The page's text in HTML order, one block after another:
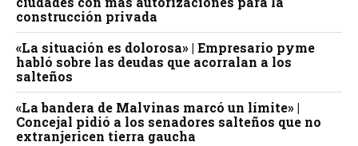
construcción privada
«La situación es dolorosa» | Empresario pyme
habló sobre las deudas que acorralan a los
salteños
«La bandera de Malvinas marcó un límite» |
Concejal pidió a los senadores salteños que no
extranjericen tierra gaucha